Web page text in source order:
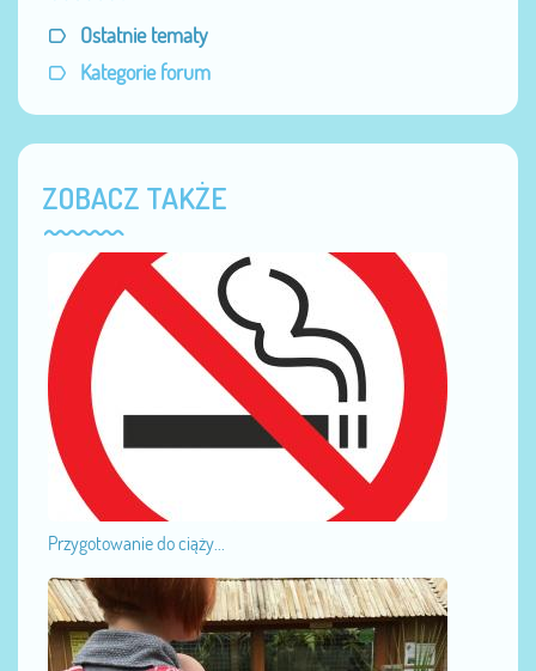
Ostatnie tematy
Kategorie forum
ZOBACZ TAKŻE
Przygotowanie do ciąży...